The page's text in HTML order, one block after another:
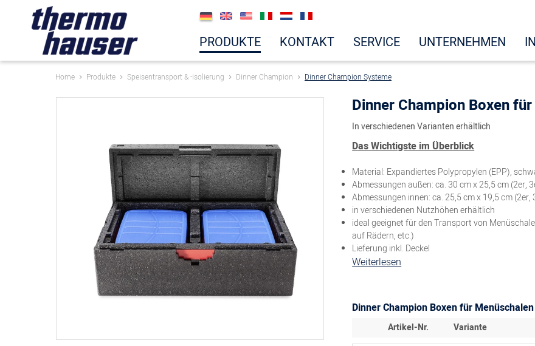
PRODUKTE KONTAKT SERVICE UNTERNEHMEN
Home Produkte Speisentransport & -isolierung Dinner Champion Dinner Champion Systeme
Dinner Champion Boxen
In verschiedenen Varianten erhältlich
Das Wichtigste im Überblick
Material: Expandiertes Polypropylen (EPP),
Abmessungen außen: ca. 30 cm x 25,5 cm (2er,
Abmessungen innen: ca. 25,5 cm x 19,5 cm
in verschiedenen Nutzhöhen erhältlich
ideal geeignet für den Transport von
auf Rädern, etc.)
Lieferung inkl. Deckel
Weiterlesen
Dinner Champion Boxen für
Artikel-Nr. Variante